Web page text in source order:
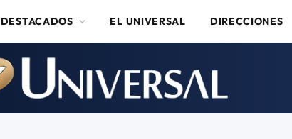
DESTACADOS EL UNIVERSAL DIRECCIONES